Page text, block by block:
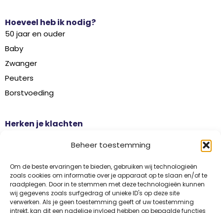
Beheer toestemming
Om de beste ervaringen te bieden, gebruiken wij technologieën
zoals cookies om informatie over je apparaat op te slaan en/of te
raadplegen. Door in te stemmen met deze technologieën kunnen
wij gegevens zoals surfgedrag of unieke ID's op deze site
verwerken. Als je geen toestemming geeft of uw toestemming
intrekt, kan dit een nadelige invloed hebben op bepaalde functies
Hoeveel heb ik nodig?
50 jaar en ouder
Baby
Zwanger
Peuters
Borstvoeding
Herken je klachten
Griep
Haaruitval
Overgangsklachten